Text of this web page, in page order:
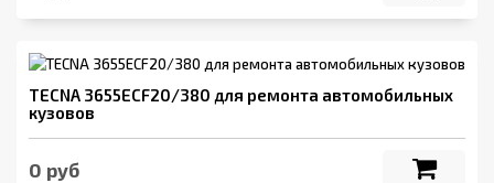
TECNA 3655ECF20/380 для ремонта автомобильных
кузовов
0 руб